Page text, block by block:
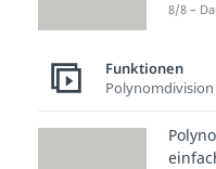
8/8 –
Funktionen
Polynomdivision